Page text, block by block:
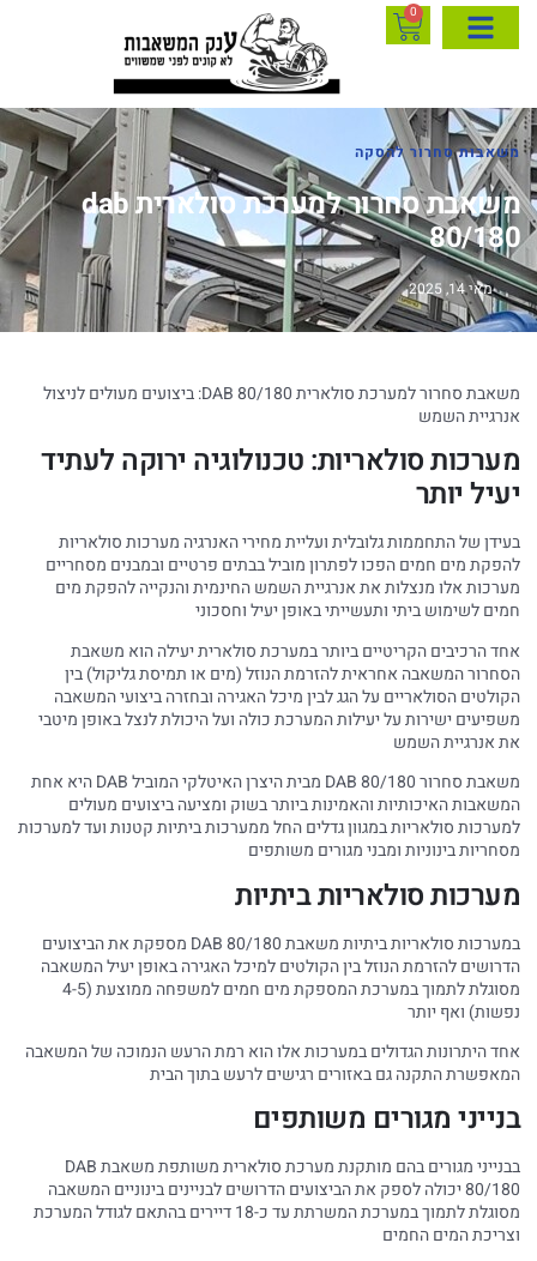
0
משאבות סחרור להסקה
משאבת סחרור למערכת סולארית dab
80/180
מאי 14, 2025
משאבת סחרור למערכת סולארית DAB 80/180: ביצועים מעולים לניצול
אנרגיית השמש
מערכות סולאריות: טכנולוגיה ירוקה לעתיד
יעיל יותר
בעידן של התחממות גלובלית ועליית מחירי האנרגיה מערכות סולאריות
להפקת מים חמים הפכו לפתרון מוביל בבתים פרטיים ובמבנים מסחריים
מערכות אלו מנצלות את אנרגיית השמש החינמית והנקייה להפקת מים
חמים לשימוש ביתי ותעשייתי באופן יעיל וחסכוני
אחד הרכיבים הקריטיים ביותר במערכת סולארית יעילה הוא משאבת
הסחרור המשאבה אחראית להזרמת הנוזל (מים או תמיסת גליקול) בין
הקולטים הסולאריים על הגג לבין מיכל האגירה ובחזרה ביצועי המשאבה
משפיעים ישירות על יעילות המערכת כולה ועל היכולת לנצל באופן מיטבי
את אנרגיית השמש
משאבת סחרור DAB 80/180 מבית היצרן האיטלקי המוביל DAB היא אחת
המשאבות האיכותיות והאמינות ביותר בשוק ומציעה ביצועים מעולים
למערכות סולאריות במגוון גדלים החל ממערכות ביתיות קטנות ועד למערכות
מסחריות בינוניות ומבני מגורים משותפים
מערכות סולאריות ביתיות
במערכות סולאריות ביתיות משאבת DAB 80/180 מספקת את הביצועים
הדרושים להזרמת הנוזל בין הקולטים למיכל האגירה באופן יעיל המשאבה
מסוגלת לתמוך במערכת המספקת מים חמים למשפחה ממוצעת (4-5
נפשות) ואף יותר
אחד היתרונות הגדולים במערכות אלו הוא רמת הרעש הנמוכה של המשאבה
המאפשרת התקנה גם באזורים רגישים לרעש בתוך הבית
בנייני מגורים משותפים
בבנייני מגורים בהם מותקנת מערכת סולארית משותפת משאבת DAB
80/180 יכולה לספק את הביצועים הדרושים לבניינים בינוניים המשאבה
מסוגלת לתמוך במערכת המשרתת עד כ-18 דיירים בהתאם לגודל המערכת
וצריכת המים החמים